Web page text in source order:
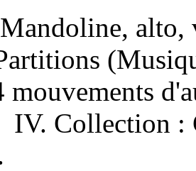
IV. Collection :